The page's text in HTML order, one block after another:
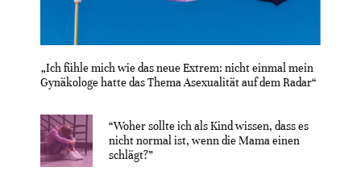
„Ich fühle mich wie das neue Extrem: nicht einmal mein
Gynäkologe hatte das Thema Asexualität auf dem Radar“
“Woher sollte ich als Kind wissen, dass es
nicht normal ist, wenn die Mama einen
schlägt?”